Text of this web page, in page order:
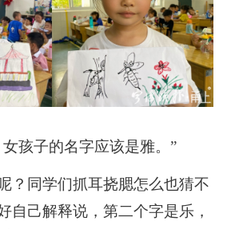
孩子的名字应该是雅。”
同学们抓耳挠腮怎么也猜不
自己解释说，第二个字是乐，